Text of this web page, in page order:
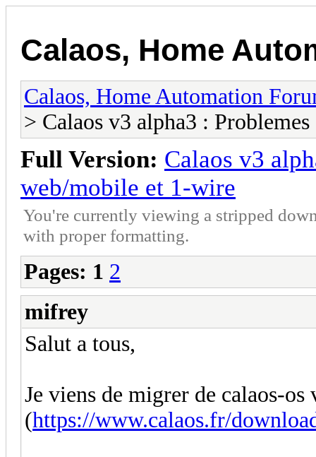
Calaos, Home
Calaos, Home Automation
> Calaos v3 alpha3 :
Full Version: Calaos v3
web/mobile et 1-wire
You're currently viewing a stripped
with proper formatting.
Pages: 1 2
mifrey
Salut a tous,
Je viens de migrer de calaos-
(https://www.calaos.fr/